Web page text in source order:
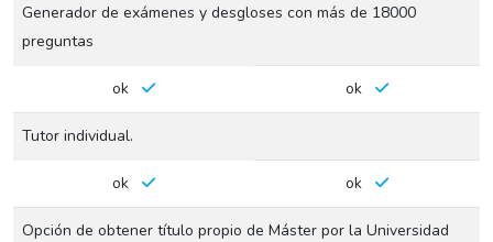
Generador de exámenes y desgloses con más de 18000
preguntas
ok ok
Tutor individual.
ok ok
Opción de obtener título propio de Máster por la Universidad